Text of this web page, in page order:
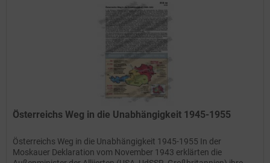
Österreichs Weg in die Unabhängigkeit 1945-1955
Österreichs Weg in die Unabhängigkeit 1945-1955 In der
Moskauer Deklaration vom November 1943 erklärten die